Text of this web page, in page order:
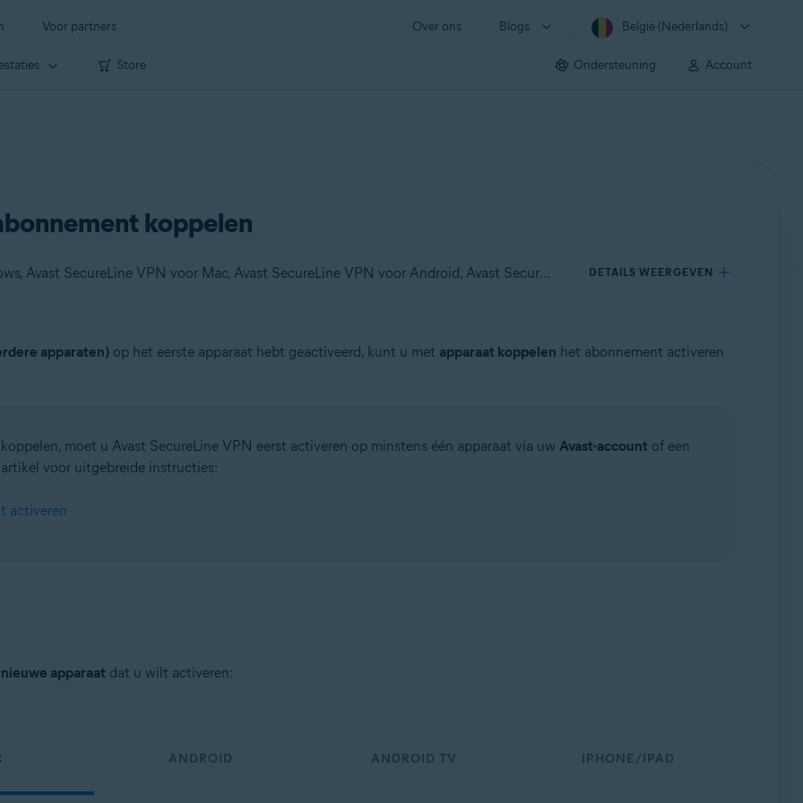
Voor partners Over ons Blogs België (Nederlands)
Store Ondersteuning Account
koppelen
Van toepassing op Avast SecureLine VPN voor Windows, Avast SecureLine VPN voor Mac, Avast SecureLine VPN voor Android, Avast SecureLine VPN voor iOS DETAILS WEERGEVEN
apparaten)op het eerste apparaat hebt geactiveerd, kunt u met apparaat koppelen het abonnement activeren
moet u Avast SecureLine VPN eerst activeren op minstens één apparaat via uw Avast-account of een
voor uitgebreide instructies:
activeren
nieuwe apparaat dat u wilt activeren:
ANDROID ANDROID TV IPHONE/IPAD